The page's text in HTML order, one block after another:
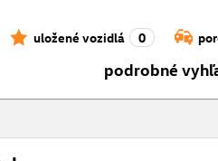
uložené vozidlá 0
podrobné